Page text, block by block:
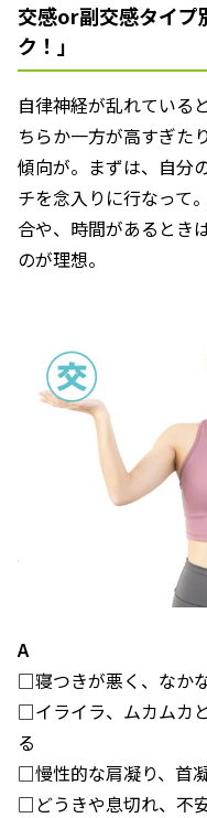
交感or副交感タイプ
ク！」
自律神経が乱れている
ちらか一方が高すぎた
傾向が。まずは、自分
チを念入りに行なって
合や、時間があるとき
のが理想。
A
□寝つきが悪く、なか
□イライラ、ムカムカ
る
□慢性的な肩凝り、首
□どうきや息切れ、不